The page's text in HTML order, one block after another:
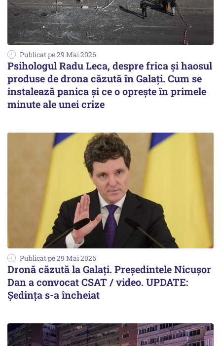
Publicat pe 29 Mai 2026
Psihologul Radu Leca, despre frica și haosul
produse de drona căzută în Galați. Cum se
instalează panica și ce o oprește în primele
minute ale unei crize
Publicat pe 29 Mai 2026
Dronă căzută la Galaţi. Preşedintele Nicuşor
Dan a convocat CSAT / video. UPDATE:
Ședința s-a încheiat